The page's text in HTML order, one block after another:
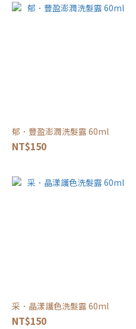
郁．豐盈澎潤洗髮露 60ml
NT$150
采．晶漾護色洗髮露 60ml
NT$150